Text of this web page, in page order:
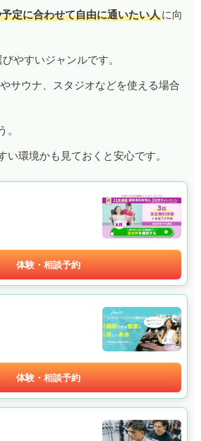
定に合わせて自由に通いたい人に向
やすいジャンルです。
サウナ、スタジオなどを使える場合
環境かも見ておくと安心です。
体験・相談予約
体験・相談予約